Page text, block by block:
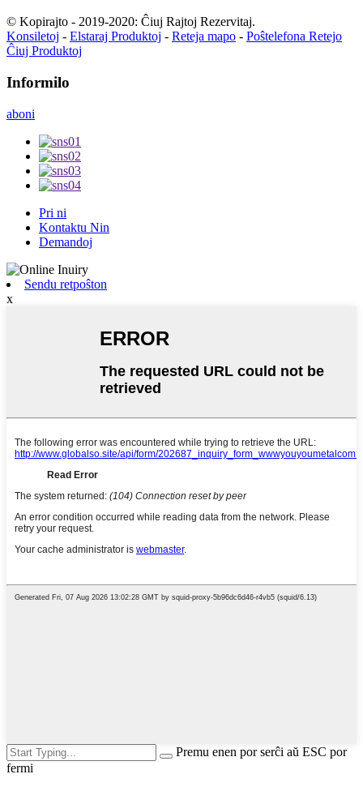
© Kopirajto - 2019-2020: Ĉiuj Rajtoj Rezervitaj.
Konsiletoj - Elstaraj Produktoj - Reteja mapo - Poŝtelefona Retejo
Ĉiuj Produktoj
Informilo
aboni
Pri ni
Kontaktu Nin
Demandoj
Sendu retpoŝton
x
Premu enen por serĉi aŭ ESC por
fermi